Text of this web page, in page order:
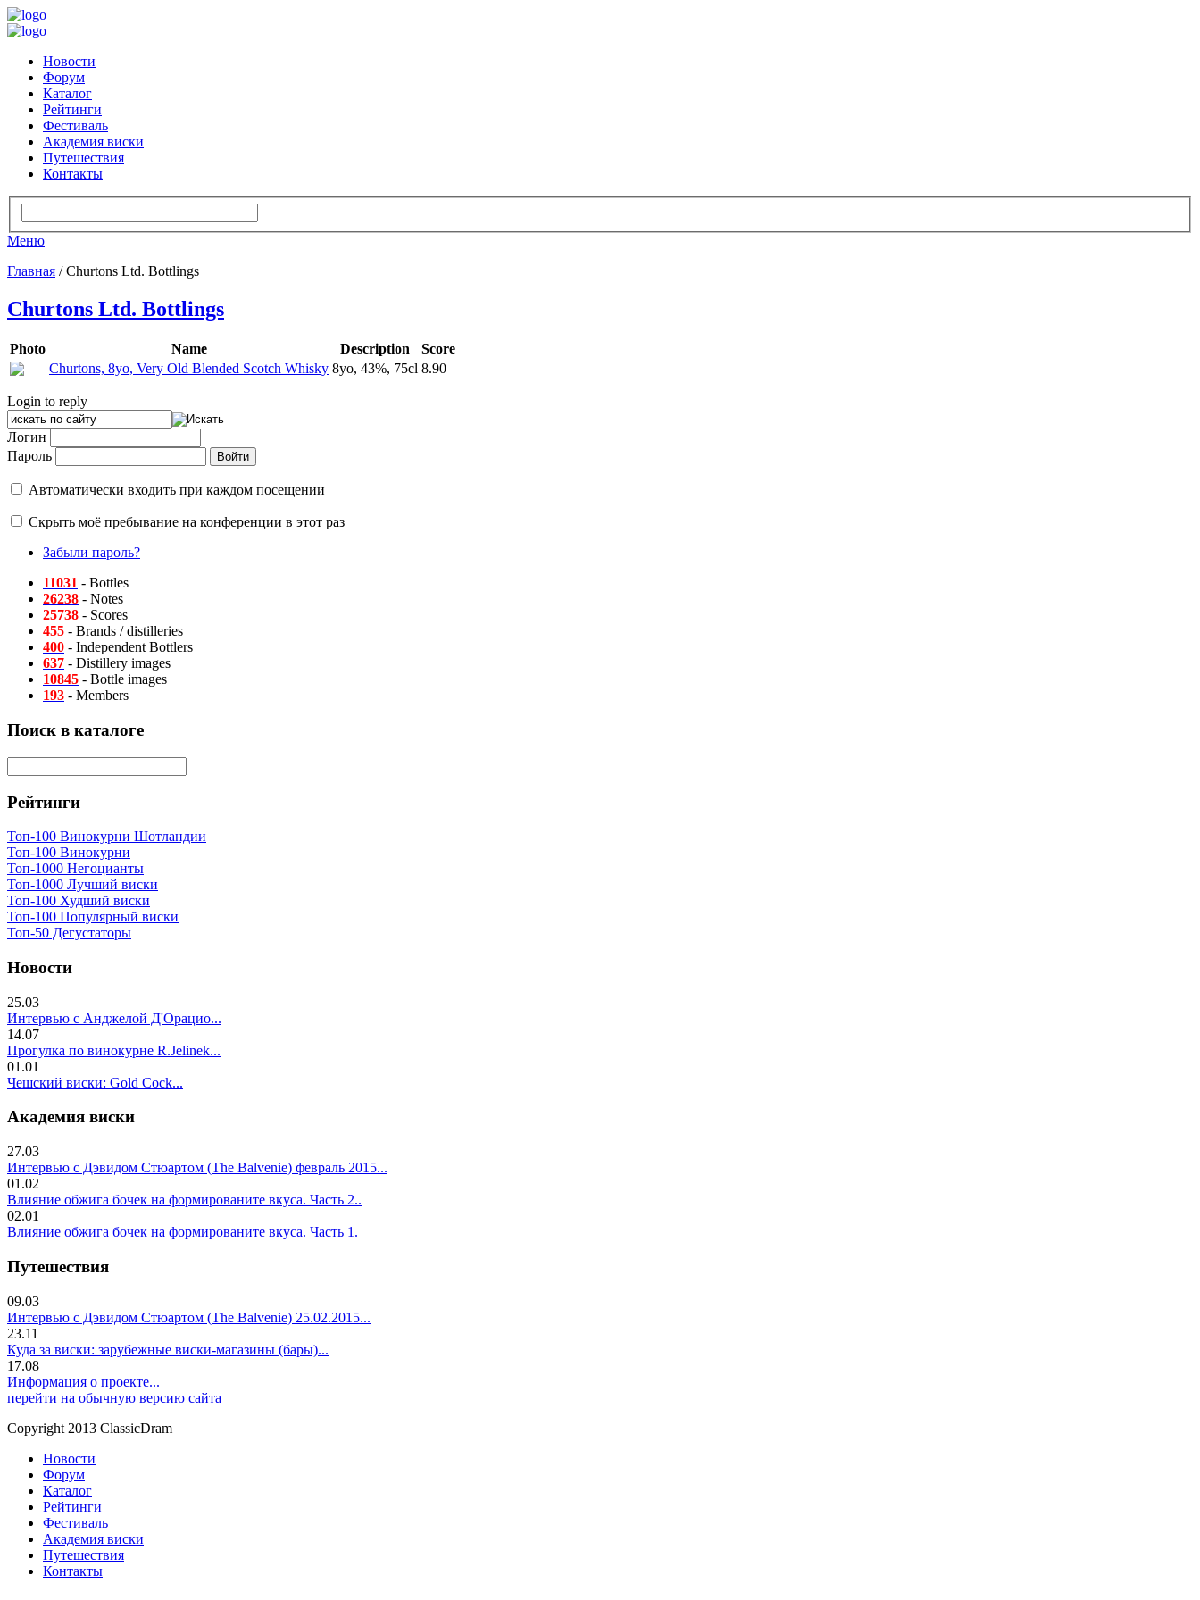
Новости
Форум
Каталог
Рейтинги
Фестиваль
Академия виски
Путешествия
Контакты
Меню
Главная / Churtons Ltd. Bottlings
Churtons Ltd. Bottlings
Photo Name Description
Score
Churtons, 8yo, Very Old Blended Scotch Whisky 8yo, 43%, 75cl 8.90
Login to reply
Логин
Пароль
Автоматически входить при каждом посещении
Скрыть моё пребывание на конференции в этот раз
Забыли пароль?
11031 - Bottles
26238 - Notes
25738 - Scores
455 - Brands / distilleries
400 - Independent Bottlers
637 - Distillery images
10845 - Bottle images
193 - Members
Поиск в каталоге
Рейтинги
Топ-100 Винокурни Шотландии
Топ-100 Винокурни
Топ-1000 Негоцианты
Топ-1000 Лучший виски
Топ-100 Худший виски
Топ-100 Популярный виски
Топ-50 Дегустаторы
Новости
25.03
Интервью с Анджелой Д'Орацио...
14.07
Прогулка по винокурне R.Jelinek...
01.01
Чешский виски: Gold Cock...
Академия виски
27.03
Интервью с Дэвидом Стюартом (The Balvenie) февраль 2015...
01.02
Влияние обжига бочек на формированите вкуса. Часть 2..
02.01
Влияние обжига бочек на формированите вкуса. Часть 1.
Путешествия
09.03
Интервью с Дэвидом Стюартом (The Balvenie) 25.02.2015...
23.11
Куда за виски: зарубежные виски-магазины (бары)...
17.08
Информация о проекте...
перейти на обычную версию сайта
Copyright 2013 ClassicDram
Новости
Форум
Каталог
Рейтинги
Фестиваль
Академия виски
Путешествия
Контакты